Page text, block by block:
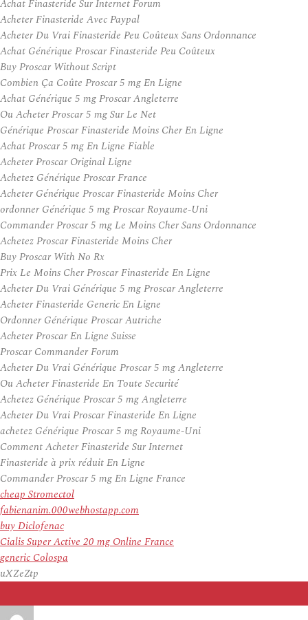
Achat Finasteride Sur Internet Forum
Acheter Finasteride Avec Paypal
Acheter Du Vrai Finasteride Peu Coûteux Sans Ordonnance
Achat Générique Proscar Finasteride Peu Coûteux
Buy Proscar Without Script
Combien Ça Coûte Proscar 5 mg En Ligne
Achat Générique 5 mg Proscar Angleterre
Ou Acheter Proscar 5 mg Sur Le Net
Générique Proscar Finasteride Moins Cher En Ligne
Achat Proscar 5 mg En Ligne Fiable
Acheter Proscar Original Ligne
Achetez Générique Proscar France
Acheter Générique Proscar Finasteride Moins Cher
ordonner Générique 5 mg Proscar Royaume-Uni
Commander Proscar 5 mg Le Moins Cher Sans Ordonnance
Achetez Proscar Finasteride Moins Cher
Buy Proscar With No Rx
Prix Le Moins Cher Proscar Finasteride En Ligne
Acheter Du Vrai Générique 5 mg Proscar Angleterre
Acheter Finasteride Generic En Ligne
Ordonner Générique Proscar Autriche
Acheter Proscar En Ligne Suisse
Proscar Commander Forum
Acheter Du Vrai Générique Proscar 5 mg Angleterre
Ou Acheter Finasteride En Toute Securité
Achetez Générique Proscar 5 mg Angleterre
Acheter Du Vrai Proscar Finasteride En Ligne
achetez Générique Proscar 5 mg Royaume-Uni
Comment Acheter Finasteride Sur Internet
Finasteride à prix réduit En Ligne
Commander Proscar 5 mg En Ligne France
cheap Stromectol
fabienanim.000webhostapp.com
buy Diclofenac
Cialis Super Active 20 mg Online France
generic Colospa
uXZeZtp